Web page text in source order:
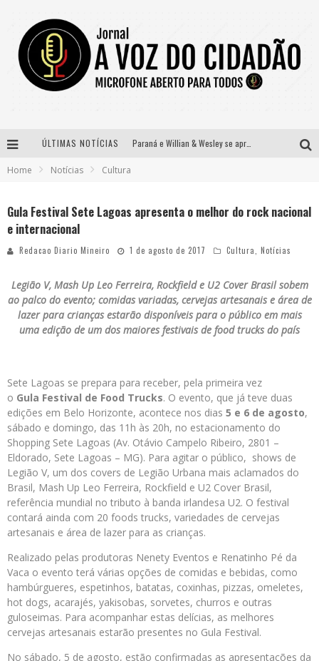
ÚLTIMAS NOTÍCIAS Paraná e Willian & Wesley se apresentam no Carretão Trevo Contagem nesta sexta-feira
Home Notícias Cultura
Gula Festival Sete Lagoas apresenta o melhor do rock nacional
e internacional
Redacao Diario Mineiro 1 de agosto de 2017 Cultura Notícias
Legião V, Mash Up Leo Ferreira, Rockfield e U2 Cover Brasilsobem
ao palco do evento; comidas variadas, cervejas artesanais e área de
lazer para crianças estarão disponíveis para o público em mais
uma edição de um dos maiores festivais de food trucks do país
Sete Lagoas se prepara para receber, pela primeira vez
o Gula Festival de Food Trucks. O evento, que já teve duas
edições em Belo Horizonte, acontece nos dias 5 e 6 de agosto,
sábado e domingo, das 11h às 20h, no estacionamento do
Shopping Sete Lagoas (Av. Otávio Campelo Ribeiro, 2801 –
Eldorado, Sete Lagoas – MG). Para agitar o público, shows de
Legião V, um dos covers de Legião Urbana mais aclamados do
Brasil, Mash Up Leo Ferreira, Rockfield e U2 Cover Brasil,
referência mundial no tributo à banda irlandesa U2. O festival
contará ainda com 20 foods trucks, variedades de cervejas
artesanais e área de lazer para as crianças.
Realizado pelas produtoras Nenety Eventos e Renatinho Pé da
Vaca o evento terá várias opções de comidas e bebidas, como
hambúrgueres, espetinhos, batatas, coxinhas, pizzas, omeletes,
hot dogs, acarajés, yakisobas, sorvetes, churros e outras
guloseimas. Para acompanhar estas delícias, as melhores
cervejas artesanais estarão presentes no Gula Festival.
No sábado, 5 de agosto, estão confirmadas as apresentações da